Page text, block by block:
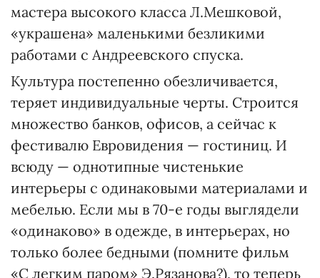
мастера высокого класса Л.Мешковой,
«украшена» маленькими безликими
работами с Андреевского спуска.
Культура постепенно обезличивается,
теряет индивидуальные черты. Строится
множество банков, офисов, а сейчас к
фестивалю Евровидения — гостиниц. И
всюду — однотипные чистенькие
интерьеры с одинаковыми материалами и
мебелью. Если мы в 70-е годы выглядели
«одинаково» в одежде, в интерьерах, но
только более бедными (помните фильм
«С легким паром» Э.Рязанова?), то теперь